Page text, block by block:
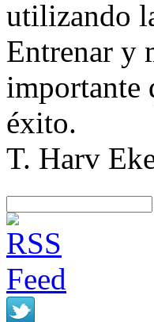
utilizando
Entrenar y
importante
éxito.
T. Harv